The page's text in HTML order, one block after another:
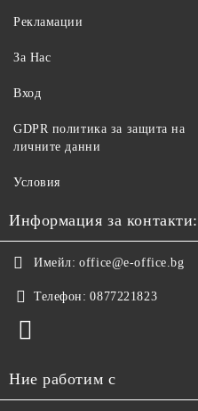
Рекламации
За Нас
Вход
GDPR политика за защита на
личните данни
Условия
Информация за контакти:
Имейл: office@e-office.bg
Телефон: 0877221823
Ние работим с